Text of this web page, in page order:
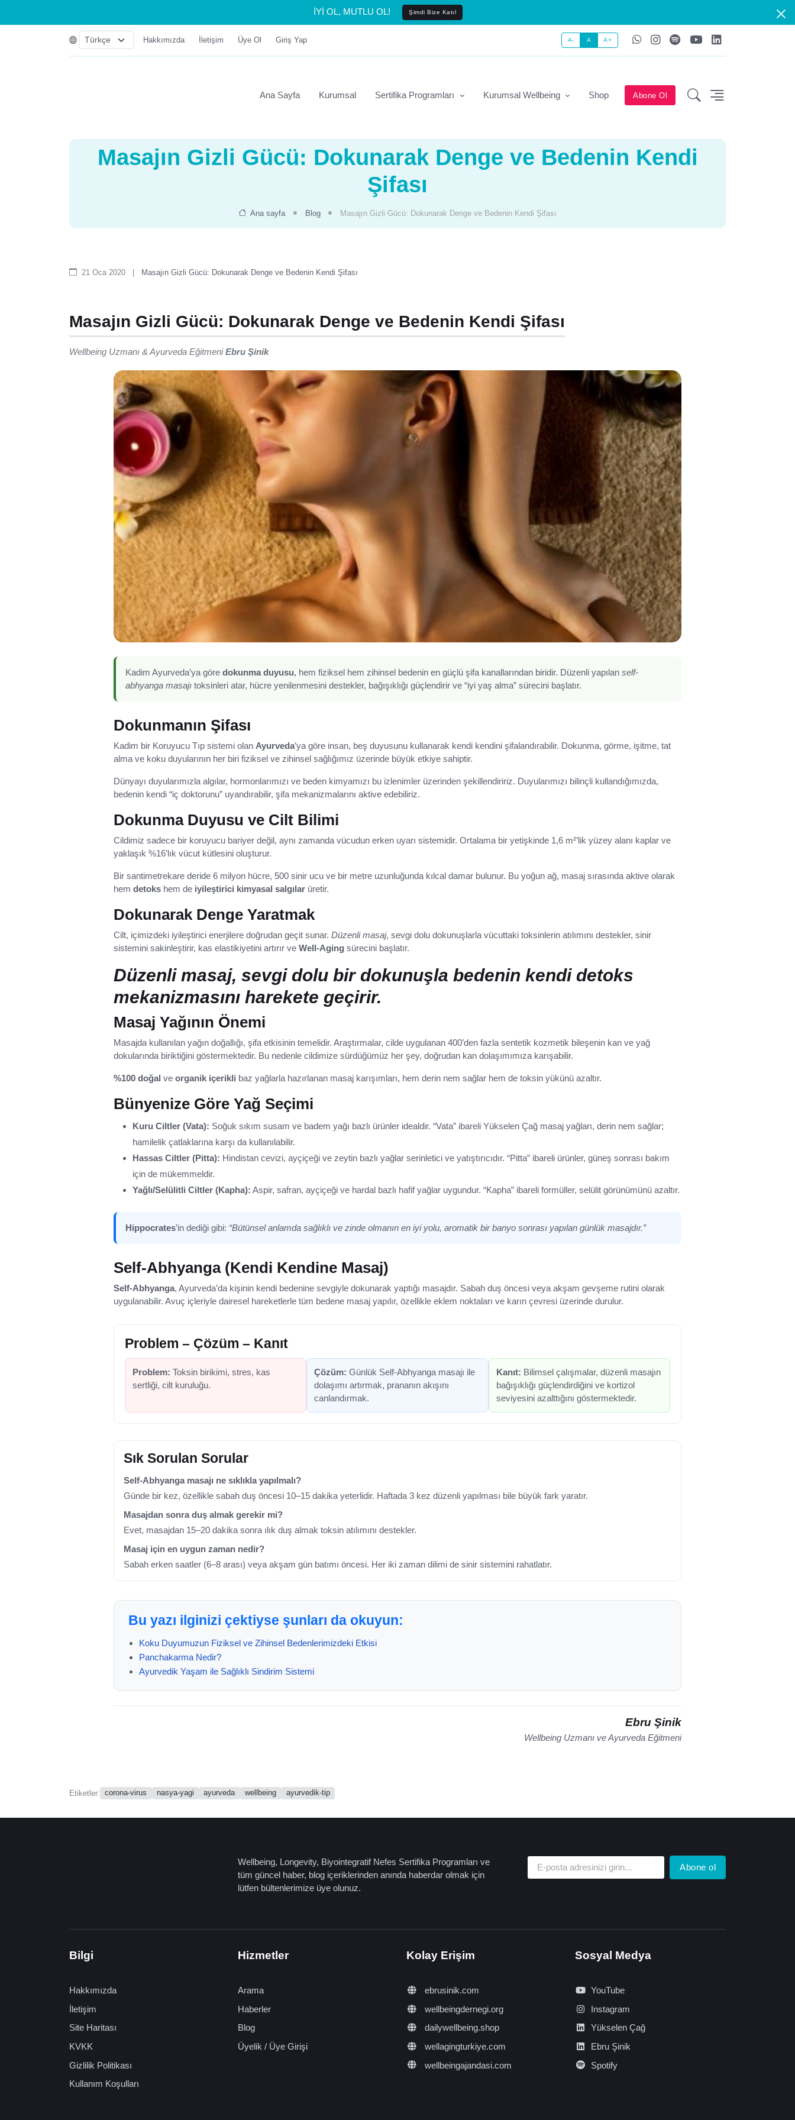
İYİ OL, MUTLU OL! Şimdi Bize Katıl
Hakkımızda İletişim Üye Ol Giriş Yap A- A A+
Ana Sayfa Kurumsal Sertifika Programları Kurumsal Wellbeing Shop Abone Ol
Masajın Gizli Gücü: Dokunarak Denge ve Bedenin Kendi
Şifası
Ana sayfa Blog Masajın Gizli Gücü: Dokunarak Denge ve Bedenin Kendi Şifası
21 Oca 2020 | Masajın Gizli Gücü: Dokunarak Denge ve Bedenin Kendi Şifası
Masajın Gizli Gücü: Dokunarak Denge ve Bedenin Kendi Şifası
Wellbeing Uzmanı & Ayurveda EğitmeniEbru Şinik
Kadim Ayurveda’ya göre dokunma duyusu, hem fiziksel hem zihinsel bedenin en güçlü şifa kanallarından biridir. Düzenli yapılan self-
abhyanga masajı toksinleri atar, hücre yenilenmesini destekler, bağışıklığı güçlendirir ve “iyi yaş alma” sürecini başlatır.
Dokunmanın Şifası
Kadim bir Koruyucu Tıp sistemi olan Ayurveda’ya göre insan, beş duyusunu kullanarak kendi kendini şifalandırabilir. Dokunma, görme, işitme, tat
alma ve koku duyularının her biri fiziksel ve zihinsel sağlığımız üzerinde büyük etkiye sahiptir.
Dünyayı duyularımızla algılar, hormonlarımızı ve beden kimyamızı bu izlenimler üzerinden şekillendiririz. Duyularımızı bilinçli kullandığımızda,
bedenin kendi “iç doktorunu” uyandırabilir, şifa mekanizmalarını aktive edebiliriz.
Dokunma Duyusu ve Cilt Bilimi
Cildimiz sadece bir koruyucu bariyer değil, aynı zamanda vücudun erken uyarı sistemidir. Ortalama bir yetişkinde 1,6 m²’lik yüzey alanı kaplar ve
yaklaşık %16’lık vücut kütlesini oluşturur.
Bir santimetrekare deride 6 milyon hücre, 500 sinir ucu ve bir metre uzunluğunda kılcal damar bulunur. Bu yoğun ağ, masaj sırasında aktive olarak
hem detoks hem de iyileştirici kimyasal salgılar üretir.
Dokunarak Denge Yaratmak
Cilt, içimizdeki iyileştirici enerjilere doğrudan geçit sunar. Düzenli masaj, sevgi dolu dokunuşlarla vücuttaki toksinlerin atılımını destekler, sinir
sistemini sakinleştirir, kas elastikiyetini artırır ve Well-Aging sürecini başlatır.
Düzenli masaj, sevgi dolu bir dokunuşla bedenin kendi detoks
mekanizmasını harekete geçirir.
Masaj Yağının Önemi
Masajda kullanılan yağın doğallığı, şifa etkisinin temelidir. Araştırmalar, cilde uygulanan 400’den fazla sentetik kozmetik bileşenin kan ve yağ
dokularında biriktiğini göstermektedir. Bu nedenle cildimize sürdüğümüz her şey, doğrudan kan dolaşımımıza karışabilir.
%100 doğal ve organik içerikli baz yağlarla hazırlanan masaj karışımları, hem derin nem sağlar hem de toksin yükünü azaltır.
Bünyenize Göre Yağ Seçimi
Kuru Ciltler (Vata): Soğuk sıkım susam ve badem yağı bazlı ürünler idealdir. “Vata” ibareli Yükselen Çağ masaj yağları, derin nem sağlar;
hamilelik çatlaklarına karşı da kullanılabilir.
Hassas Ciltler (Pitta): Hindistan cevizi, ayçiçeği ve zeytin bazlı yağlar serinletici ve yatıştırıcıdır. “Pitta” ibareli ürünler, güneş sonrası bakım
için de mükemmeldir.
Yağlı/Selülitli Ciltler (Kapha): Aspir, safran, ayçiçeği ve hardal bazlı hafif yağlar uygundur. “Kapha” ibareli formüller, selülit görünümünü azaltır.
Hippocrates’in dediği gibi: “Bütünsel anlamda sağlıklı ve zinde olmanın en iyi yolu, aromatik bir banyo sonrası yapılan günlük masajdır.”
Self-Abhyanga (Kendi Kendine Masaj)
Self-Abhyanga, Ayurveda’da kişinin kendi bedenine sevgiyle dokunarak yaptığı masajdır. Sabah duş öncesi veya akşam gevşeme rutini olarak
uygulanabilir. Avuç içleriyle dairesel hareketlerle tüm bedene masaj yapılır, özellikle eklem noktaları ve karın çevresi üzerinde durulur.
Problem – Çözüm – Kanıt
Problem: Toksin birikimi, stres, kas
sertliği, cilt kuruluğu.
Çözüm: Günlük Self-Abhyanga masajı ile
dolaşımı artırmak, prananın akışını
canlandırmak.
Kanıt: Bilimsel çalışmalar, düzenli masajın
bağışıklığı güçlendirdiğini ve kortizol
seviyesini azalttığını göstermektedir.
Sık Sorulan Sorular
Self-Abhyanga masajı ne sıklıkla yapılmalı?
Günde bir kez, özellikle sabah duş öncesi 10–15 dakika yeterlidir. Haftada 3 kez düzenli yapılması bile büyük fark yaratır.
Masajdan sonra duş almak gerekir mi?
Evet, masajdan 15–20 dakika sonra ılık duş almak toksin atılımını destekler.
Masaj için en uygun zaman nedir?
Sabah erken saatler (6–8 arası) veya akşam gün batımı öncesi. Her iki zaman dilimi de sinir sistemini rahatlatır.
Bu yazı ilginizi çektiyse şunları da okuyun:
Koku Duyumuzun Fiziksel ve Zihinsel Bedenlerimizdeki Etkisi
Panchakarma Nedir?
Ayurvedik Yaşam ile Sağlıklı Sindirim Sistemi
Ebru Şinik
Wellbeing Uzmanı ve Ayurveda Eğitmeni
Etiketler: corona-virus nasya-yagi ayurveda wellbeing ayurvedik-tip
Wellbeing, Longevity, Biyointegratif Nefes Sertifika Programları ve
tüm güncel haber, blog içeriklerinden anında haberdar olmak için
lütfen bültenlerimize üye olunuz.
Abone ol
Bilgi
Hakkımızda
İletişim
Site Haritası
KVKK
Gizlilik Politikası
Kullanım Koşulları
Hizmetler
Arama
Haberler
Blog
Üyelik / Üye Girişi
Kolay Erişim
ebrusinik.com
wellbeingdernegi.org
dailywellbeing.shop
wellagingturkiye.com
wellbeingajandasi.com
Sosyal Medya
YouTube
Instagram
Yükselen Çağ
Ebru Şinik
Spotify